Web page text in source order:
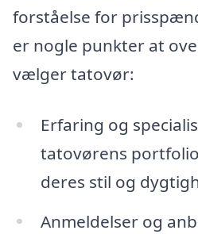
forståelse for
er nogle punkter at
vælger tatovør:
Erfaring og
tatovørens
deres stil og
Anmeldelser og